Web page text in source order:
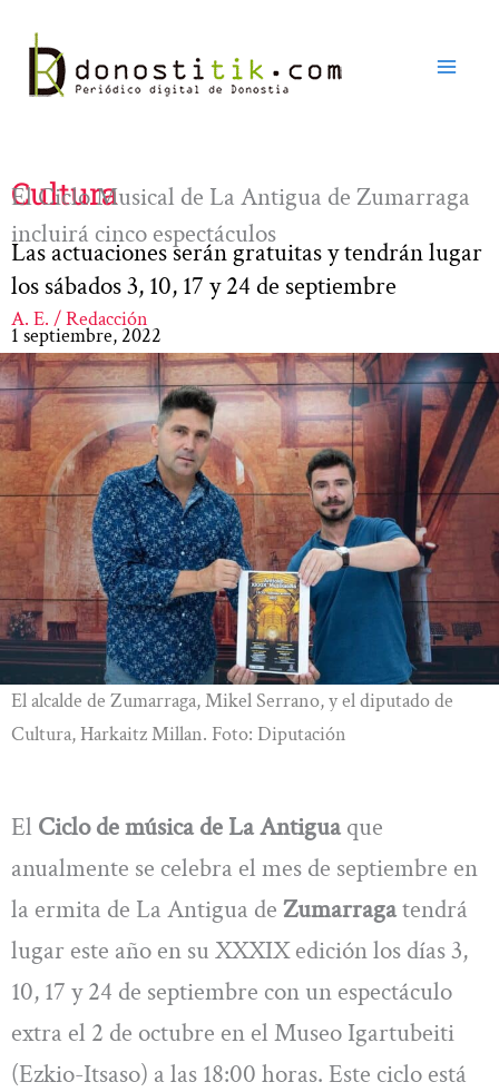
contenido
Cultura
El Ciclo Musical de La Antigua de Zumarraga
incluirá cinco espectáculos
Las actuaciones serán gratuitas y tendrán lugar
los sábados 3, 10, 17 y 24 de septiembre
A. E. / Redacción
1 septiembre, 2022
El alcalde de Zumarraga, Mikel Serrano, y el diputado de
Cultura, Harkaitz Millan. Foto: Diputación
El Ciclo de música de La Antiguaque
anualmente se celebra el mes de septiembre en
la ermita de La Antigua de Zumarragatendrá
lugar este año en su XXXIX edición los días 3,
10, 17 y 24 de septiembre con un espectáculo
extra el 2 de octubre en el Museo Igartubeiti
(Ezkio-Itsaso) a las 18:00 horas. Este ciclo está